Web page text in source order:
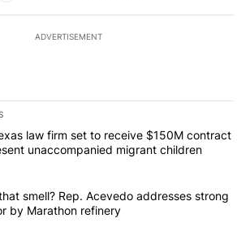
ADVERTISEMENT
of the most commented articles in the last
"Small Texas law firm set to receive
law firm set to receive $150M contract
unaccompanied migrant children
"What's that smell? Rep. Acevedo
smell? Rep. Acevedo addresses strong
by Marathon refinery